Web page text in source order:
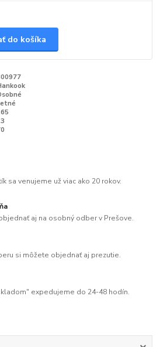
do košíka
sa venujeme už viac ako 20 rokov.
aj na osobný odber v Prešove.
si môžete objednať aj prezutie.
expedujeme do 24-48 hodín.